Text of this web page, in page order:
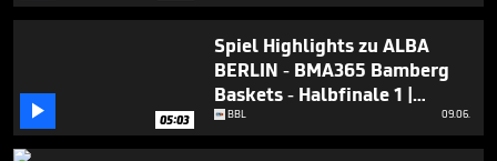
 05:03
Spiel Highlights zu ALBA
BERLIN - BMA365 Bamberg
Baskets - Halbfinale 1 |
Playoffs – Halbfinale Spiel 5
BBL 09.06.